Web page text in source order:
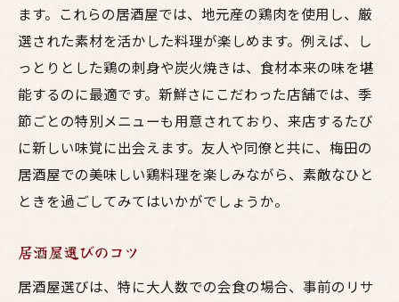
ます。これらの居酒屋では、地元産の鶏肉を使用し、厳
選された素材を活かした料理が楽しめます。例えば、し
っとりとした鶏の刺身や炭火焼きは、食材本来の味を堪
能するのに最適です。新鮮さにこだわった店舗では、季
節ごとの特別メニューも用意されており、来店するたび
に新しい味覚に出会えます。友人や同僚と共に、梅田の
居酒屋での美味しい鶏料理を楽しみながら、素敵なひと
ときを過ごしてみてはいかがでしょうか。
居酒屋選びのコツ
居酒屋選びは、特に大人数での会食の場合、事前のリサ